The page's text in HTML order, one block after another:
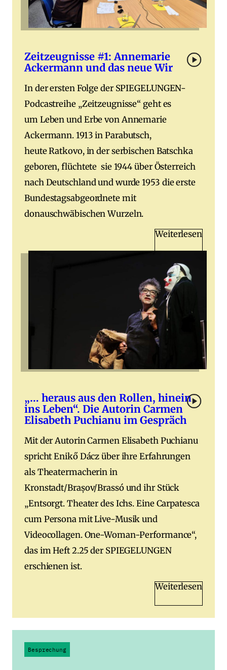
Zeitzeugnisse #1: Annemarie
Ackermann und das neue Wir
In der ersten Folge der SPIEGELUNGEN-
Podcastreihe „Zeitzeugnisse“ geht es
um Leben und Erbe von Annemarie
Ackermann. 1913 in Parabutsch,
heute Ratkovo, in der serbischen Batschka
geboren, flüchtete sie 1944 über Österreich
nach Deutschland und wurde 1953 die erste
Bundestagsabgeordnete mit
donauschwäbischen Wurzeln.
Weiterlesen
„… heraus aus den Rollen, hinein
ins Leben“. Die Autorin Carmen
Elisabeth Puchianu im Gespräch
Mit der Autorin Carmen Elisabeth Puchianu
spricht Enikő Dácz über ihre Erfahrungen
als Theatermacherin in
Kronstadt/Brașov/Brassó und ihr Stück
„Entsorgt. Theater des Ichs. Eine Carpatesca
cum Persona mit Live-Musik und
Videocollagen. One-Woman-Performance“,
das im Heft 2.25 der SPIEGELUNGEN
erschienen ist.
Weiterlesen
Besprechung